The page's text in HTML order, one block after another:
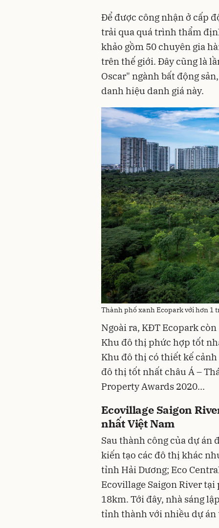
Để được công nhận ở cấp
trải qua quá trình thẩm
khảo gồm 50 chuyên gia
trên thế giới. Đây cũng là
Oscar" ngành bất động
danh hiệu danh giá này.
Thành phố xanh Ecopark với hơn 1
Ngoài ra, KĐT Ecopark
Khu đô thị phức hợp tốt
Khu đô thị có thiết kế
đô thị tốt nhất châu Á –
Property Awards 2020...
Ecovillage Saigon
nhất Việt Nam
Sau thành công của dự án
kiến tạo các đô thị khác
tỉnh Hải Dương; Eco
Ecovillage Saigon River
18km. Tới đây, nhà sáng
tỉnh thành với nhiều dự án